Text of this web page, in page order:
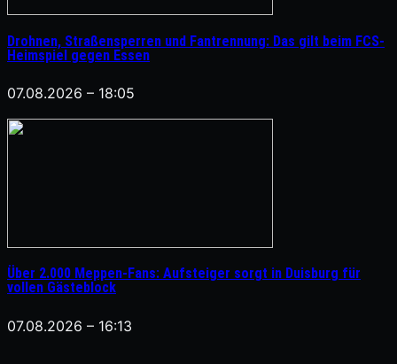
Drohnen, Straßensperren und Fantrennung: Das gilt beim FCS-
Heimspiel gegen Essen
07.08.2026 – 18:05
Über 2.000 Meppen-Fans: Aufsteiger sorgt in Duisburg für
vollen Gästeblock
07.08.2026 – 16:13